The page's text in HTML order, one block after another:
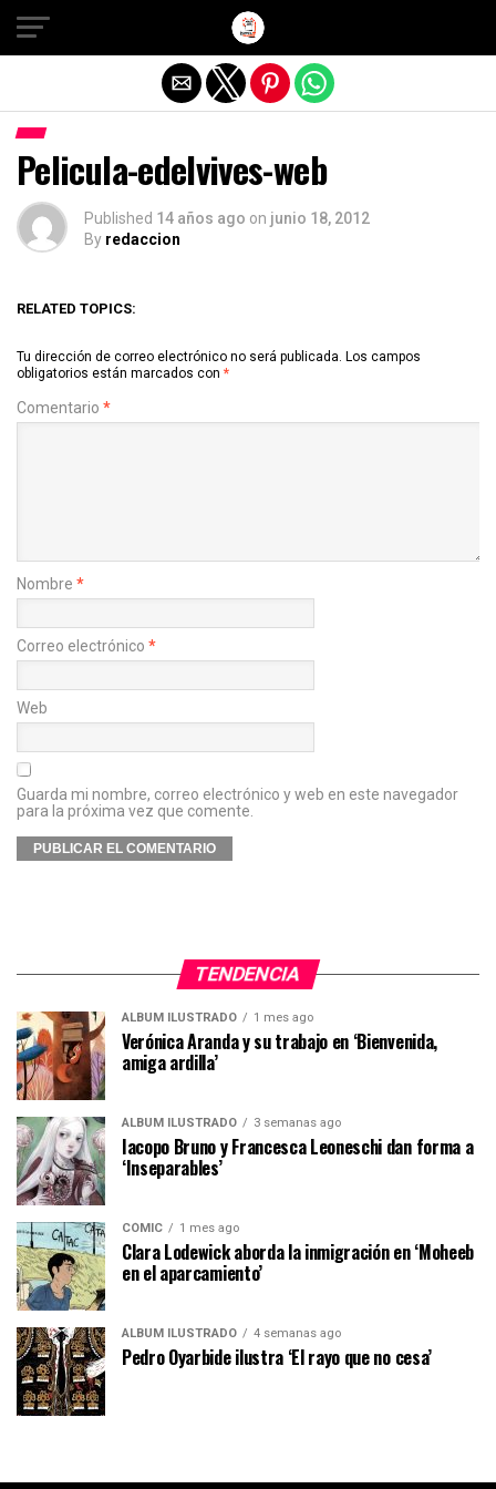
Pelicula-edelvives-web
Published 14 años ago on junio 18, 2012
By redaccion
RELATED TOPICS:
Tu dirección de correo electrónico no será publicada. Los campos
obligatorios están marcados con *
Comentario *
Nombre *
Correo electrónico *
Web
Guarda mi nombre, correo electrónico y web en este navegador
para la próxima vez que comente.
TENDENCIA
ÁLBUM ILUSTRADO 1 mes ago
Verónica Aranda y su trabajo en ‘Bienvenida,
amiga ardilla’
ÁLBUM ILUSTRADO 3 semanas ago
Iacopo Bruno y Francesca Leoneschi dan forma a
‘Inseparables’
CÓMIC 1 mes ago
Clara Lodewick aborda la inmigración en ‘Moheeb
en el aparcamiento’
ÁLBUM ILUSTRADO 4 semanas ago
Pedro Oyarbide ilustra ‘El rayo que no cesa’
Salir de la versión móvil